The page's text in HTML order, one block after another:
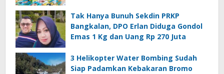
Tak Hanya Bunuh Sekdin PRKP
Bangkalan, DPO Erlan Diduga Gondol
Emas 1 Kg dan Uang Rp 270 Juta
3 Helikopter Water Bombing Sudah
Siap Padamkan Kebakaran Bromo